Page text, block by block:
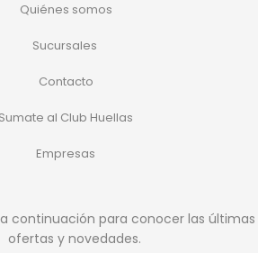
Quiénes somos
Sucursales
Contacto
Sumate al Club Huellas
Empresas
continuación para conocer las últimas
ofertas y novedades.